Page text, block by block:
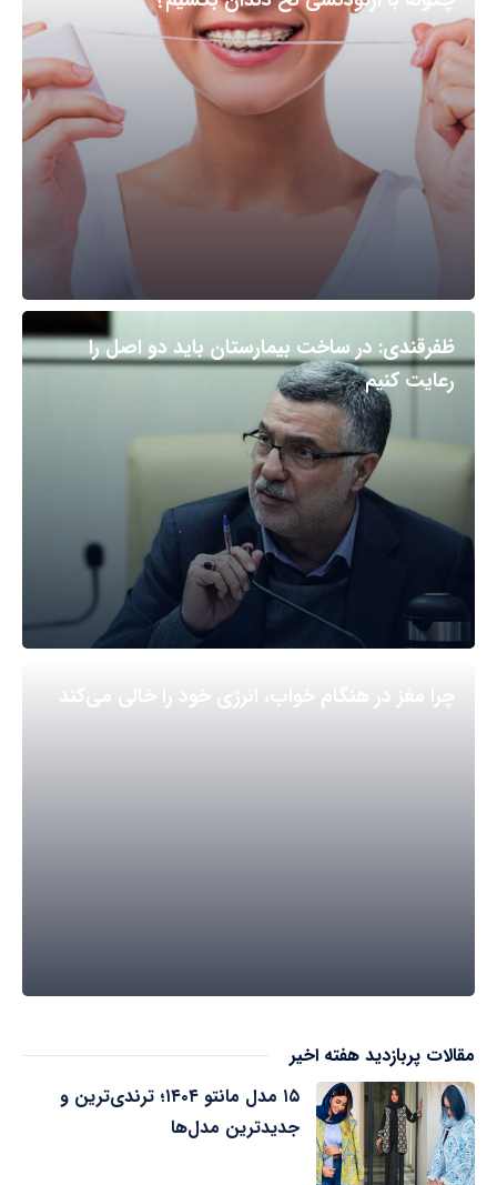
ظفرقندی: در ساخت بیمارستان باید دو اصل را
رعایت کنیم
چرا مغز در هنگام خواب، انرژی خود را خالی می‌کند
مقالات پربازدید هفته اخیر
۱۵ مدل مانتو ۱۴۰۴؛ ترندی‌ترین و
جدیدترین مدل‌ها